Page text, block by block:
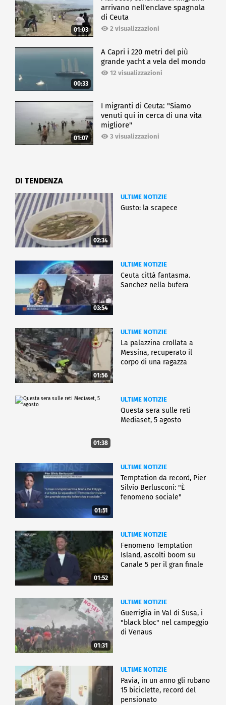
01:03
arrivano nell'enclave spagnola
di Ceuta
2 visualizzazioni
00:33
A Capri i 220 metri del più
grande yacht a vela del mondo
12 visualizzazioni
01:07
I migranti di Ceuta: "Siamo
venuti qui in cerca di una vita
migliore"
3 visualizzazioni
DI TENDENZA
02:34
ULTIME NOTIZIE
Gusto: la scapece
03:54
ULTIME NOTIZIE
Ceuta città fantasma.
Sanchez nella bufera
01:56
ULTIME NOTIZIE
La palazzina crollata a
Messina, recuperato il
corpo di una ragazza
01:38
ULTIME NOTIZIE
Questa sera sulle reti
Mediaset, 5 agosto
01:51
ULTIME NOTIZIE
Temptation da record, Pier
Silvio Berlusconi: "È
fenomeno sociale"
01:52
ULTIME NOTIZIE
Fenomeno Temptation
Island, ascolti boom su
Canale 5 per il gran finale
01:31
ULTIME NOTIZIE
Guerriglia in Val di Susa, i
"black bloc" nel campeggio
di Venaus
ULTIME NOTIZIE
Pavia, in un anno gli rubano
15 biciclette, record del
pensionato